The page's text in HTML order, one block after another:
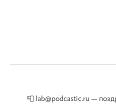
📮 lab@podcastic.ru —